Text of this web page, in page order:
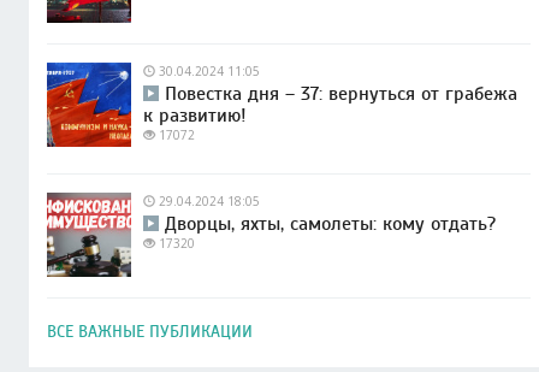
30.04.2024 11:05
Повестка дня – 37: вернуться от грабежа
к развитию!
17072
29.04.2024 18:05
Дворцы, яхты, самолеты: кому отдать?
17320
ВСЕ ВАЖНЫЕ ПУБЛИКАЦИИ